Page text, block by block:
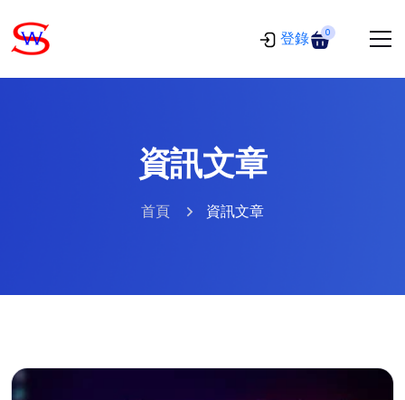
登錄 0
資訊文章
首頁 資訊文章